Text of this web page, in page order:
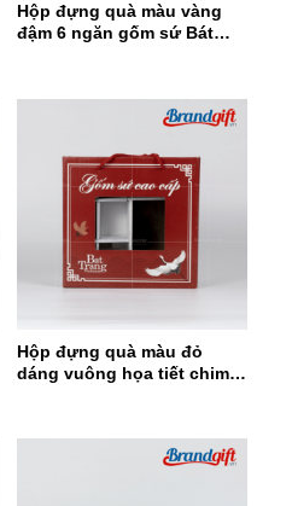
Hộp đựng quà màu vàng
đậm 6 ngăn gốm sứ Bát
Hộp đựng quà màu đỏ
dáng vuông họa tiết chim